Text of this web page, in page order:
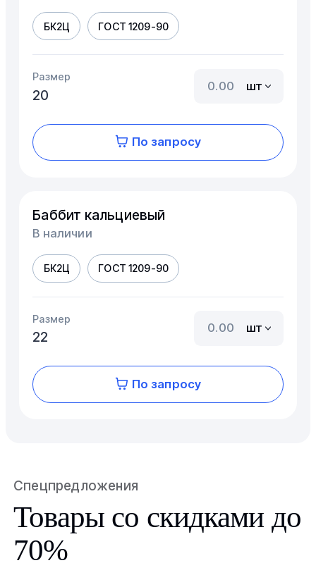
БК2Ц ГОСТ 1209-90
Размер
20
шт
По запросу
Баббит кальциевый
В наличии
БК2Ц ГОСТ 1209-90
Размер
22
шт
По запросу
Спецпредложения
Товары со скидками до
70%